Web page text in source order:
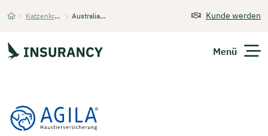
> Katzenkrankenversicherung > Australian Mist Kunde werden
Menü
Unternehmen